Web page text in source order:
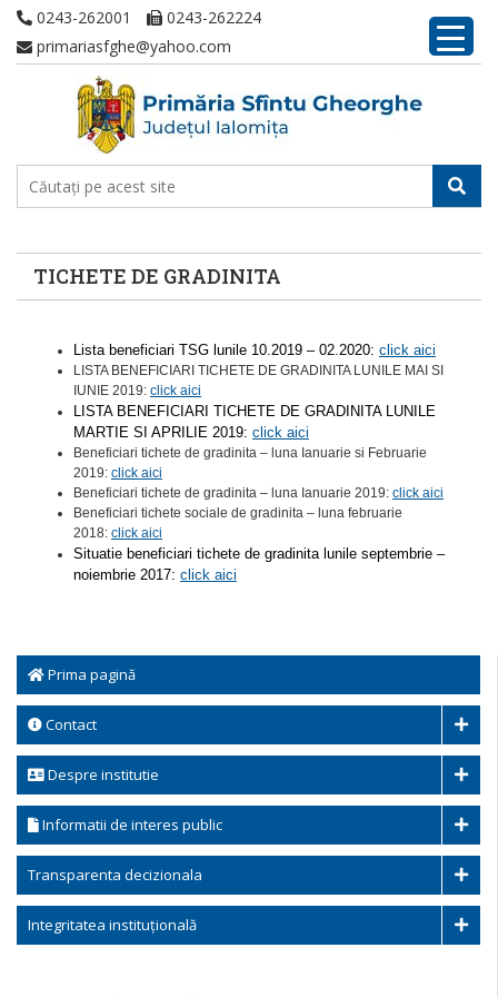
0243-262001
0243-262224
primariasfghe@yahoo.com
TICHETE DE GRADINITA
Prima pagină
Contact
Despre institutie
Informatii de interes public
Transparenta decizionala
Integritatea instituțională
Lista beneficiari TSG lunile 10.2019 – 02.2020: click aici
LISTA BENEFICIARI TICHETE DE GRADINITA LUNILE MAI SI
IUNIE 2019: click aici
LISTA BENEFICIARI TICHETE DE GRADINITA LUNILE
MARTIE SI APRILIE 2019: click aici
Beneficiari tichete de gradinita – luna Ianuarie si Februarie
2019: click aici
Beneficiari tichete de gradinita – luna Ianuarie 2019: click aici
Beneficiari tichete sociale de gradinita – luna februarie
2018: click aici
Situatie beneficiari tichete de gradinita lunile septembrie –
noiembrie 2017: click aici